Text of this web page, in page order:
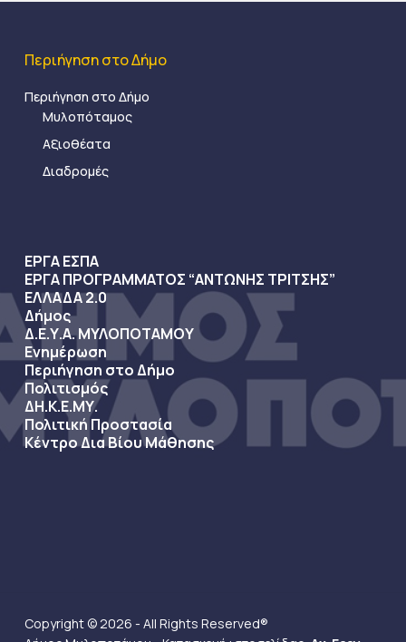
Περιήγηση στο Δήμο
Περιήγηση στο Δήμο
Μυλοπόταμος
Αξιοθέατα
Διαδρομές
ΕΡΓΑ ΕΣΠΑ
ΕΡΓΑ ΠΡΟΓΡΑΜΜΑΤΟΣ “ΑΝΤΩΝΗΣ ΤΡΙΤΣΗΣ”
ΕΛΛΑΔΑ 2.0
Δήμος
Δ.Ε.Υ.Α. ΜΥΛΟΠΟΤΑΜΟΥ
Ενημέρωση
Περιήγηση στο Δήμο
Πολιτισμός
ΔΗ.Κ.Ε.ΜΥ.
Πολιτική Προστασία
Κέντρο Δια Βίου Μάθησης
Copyright © 2026 - All Rights Reserved®